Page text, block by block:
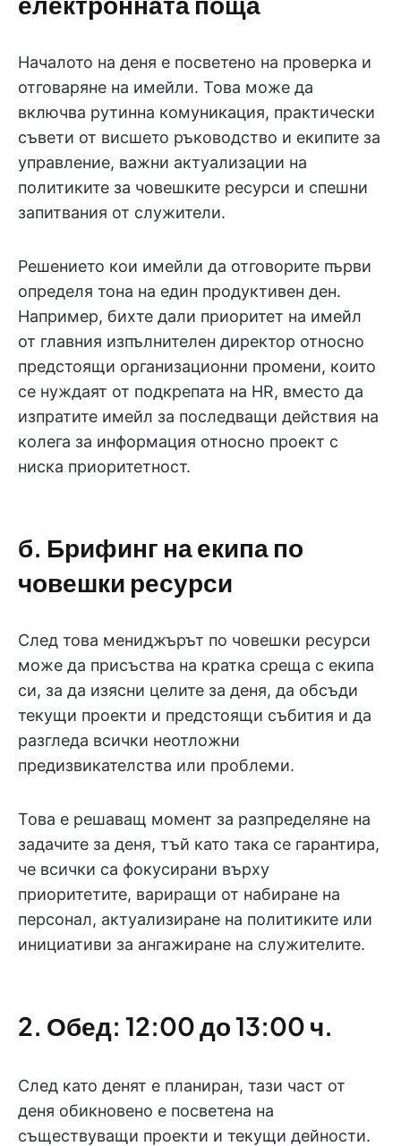
Началото на деня е посветено на проверка и
отговаряне на имейли. Това може да
включва рутинна комуникация, практически
съвети от висшето ръководство и екипите за
управление, важни актуализации на
политиките за човешките ресурси и спешни
запитвания от служители.
Решението кои имейли да отговорите първи
определя тона на един продуктивен ден.
Например, бихте дали приоритет на имейл
от главния изпълнителен директор относно
предстоящи организационни промени, които
се нуждаят от подкрепата на HR, вместо да
изпратите имейл за последващи действия на
колега за информация относно проект с
ниска приоритетност.
б. Брифинг на екипа по
човешки ресурси
След това мениджърът по човешки ресурси
може да присъства на кратка среща с екипа
си, за да изясни целите за деня, да обсъди
текущи проекти и предстоящи събития и да
разгледа всички неотложни
предизвикателства или проблеми.
Това е решаващ момент за разпределяне на
задачите за деня, тъй като така се гарантира,
че всички са фокусирани върху
приоритетите, вариращи от набиране на
персонал, актуализиране на политиките или
инициативи за ангажиране на служителите.
2. Обед: 12:00 до 13:00 ч.
След като денят е планиран, тази част от
деня обикновено е посветена на
съществуващи проекти и текущи дейности.